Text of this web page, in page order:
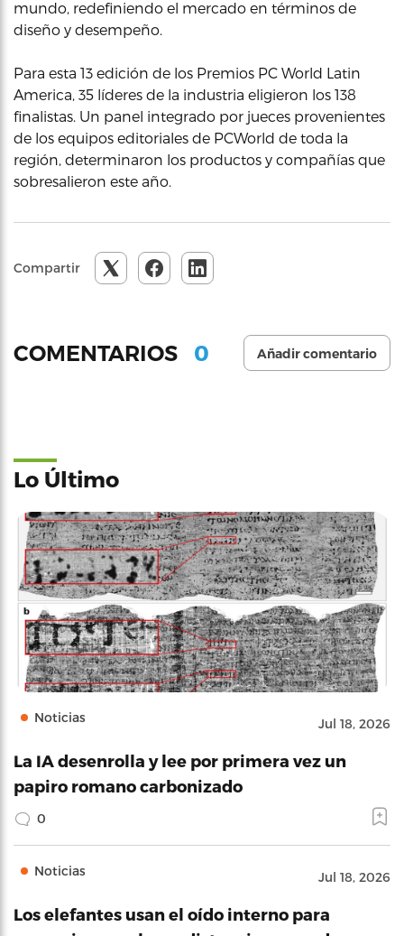
mundo, redefiniendo el mercado en términos de
diseño y desempeño.
Para esta 13 edición de los Premios PC World Latin
America, 35 líderes de la industria eligieron los 138
finalistas. Un panel integrado por jueces provenientes
de los equipos editoriales de PCWorld de toda la
región, determinaron los productos y compañías que
sobresalieron este año.
Compartir
COMENTARIOS 0 Añadir comentario
Lo Último
Noticias Jul 18, 2026
La IA desenrolla y lee por primera vez un
papiro romano carbonizado
0
Noticias Jul 18, 2026
Los elefantes usan el oído interno para